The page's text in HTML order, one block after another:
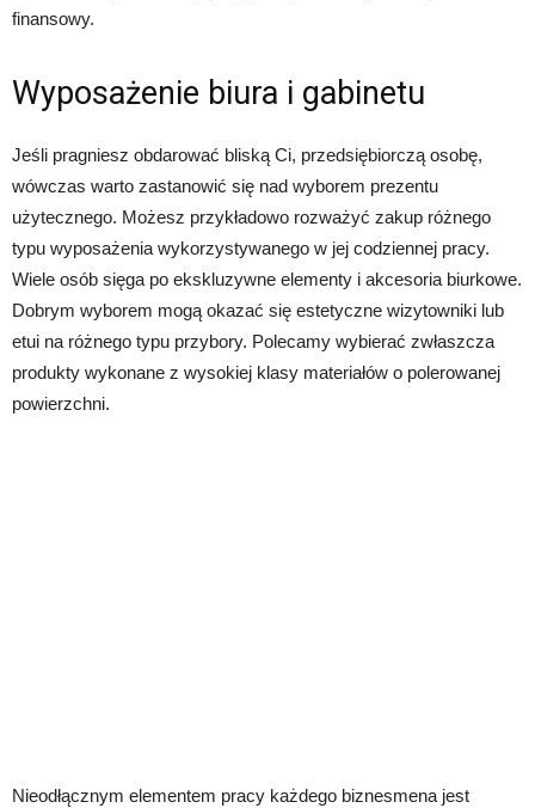
finansowy.
Wyposażenie biura i gabinetu
Jeśli pragniesz obdarować bliską Ci, przedsiębiorczą osobę,
wówczas warto zastanowić się nad wyborem prezentu
użytecznego. Możesz przykładowo rozważyć zakup różnego
typu wyposażenia wykorzystywanego w jej codziennej pracy.
Wiele osób sięga po ekskluzywne elementy i akcesoria biurkowe.
Dobrym wyborem mogą okazać się estetyczne wizytowniki lub
etui na różnego typu przybory. Polecamy wybierać zwłaszcza
produkty wykonane z wysokiej klasy materiałów o polerowanej
powierzchni.
Nieodłącznym elementem pracy każdego biznesmena jest